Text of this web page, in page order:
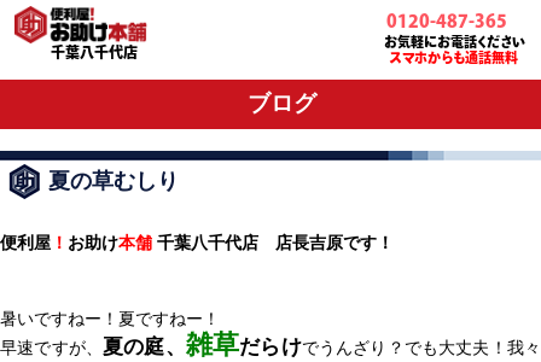
千葉八千代店
0120-487-365
お気軽にお電話ください
スマホからも通話無料
ブログ
夏の草むしり
便利屋 ！ お助け本舗 千葉八千代店 店長吉原です！
暑いですねー！夏ですねー！
早速ですが、夏の庭、 雑草だらけでうんざり？でも大丈夫！我々